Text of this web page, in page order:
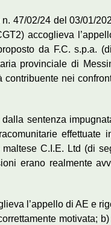
47/02/24 del 03/01/
accoglieva
da F.C. s.p.a.
provinciale di
contribuente nei
sentenza
effettuate
C.I.E. Ltd (di
erano realmente
l’appello di AE e
motivata;